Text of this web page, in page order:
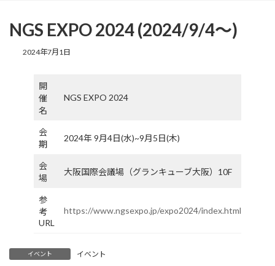
NGS EXPO 2024 (2024/9/4〜)
最
2024年7月1日
開
催
名
NGS EXPO 2024
会
期
2024年 9月4日(水)~9月5日(木)
会
場
大阪国際会議場（グランキューブ大阪）10F
参
考
URL
https://www.ngsexpo.jp/expo2024/index.html
イベント イベント